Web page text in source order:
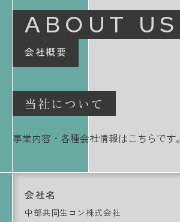
ABOUT US
会社概要
当社について
事業内容・各種会社情報はこちらです。
会社名
中部共同生コン株式会社